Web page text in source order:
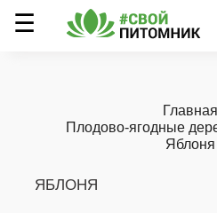
Главная
Плодово-ягодные
Яблоня
ЯБЛОНЯ